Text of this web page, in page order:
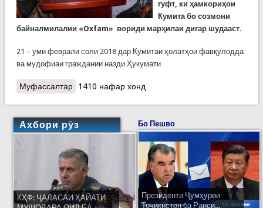
гуфт, ки ҳамкориҳои
Кумита бо созмони
байналмилалии «Oxfam» вориди марҳилаи дигар шудааст.
21 – уми феврали соли 2018 дар Кумитаи ҳолатҳои фавқулодда
ва мудофиаи граждании назди Ҳукумати
Муфассалтаро Мулоқот бо ҳайати намояндагони созмони
1410 нафар хонд
Ахбори рӯз
КҲФ: ҶАЛАСАИ ҲАЙАТИ
Бо Пешво
Президенти Ҷумҳурии
Тоҷикистон ба Раиси...